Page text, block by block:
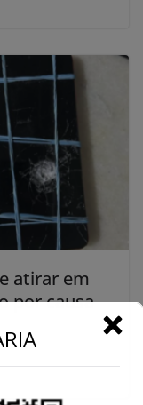
atirar em
por causa